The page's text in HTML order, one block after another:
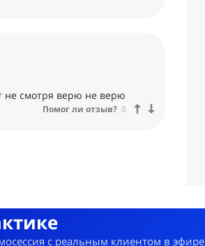
не смотря верю не верю
Помог ли отзыв? 0
с реальным клиентом в эфире